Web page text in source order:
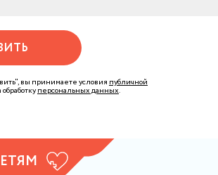
вы принимаете условияпубличной
персональных данных.